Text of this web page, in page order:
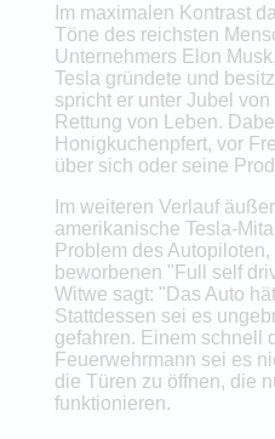
Im maximalen Kontrast
Töne des reichsten
Unternehmers Elon
Tesla gründete und
spricht er unter Jubel
Rettung von Leben.
Honigkuchenpfert, vor
über sich oder seine
Im weiteren Verlauf
amerikanische Tesla-
Problem des
beworbenen "Full self
Witwe sagt: "Das Auto
Stattdessen sei es
gefahren. Einem schnell
Feuerwehrmann sei es
die Türen zu öffnen, die
funktionieren.